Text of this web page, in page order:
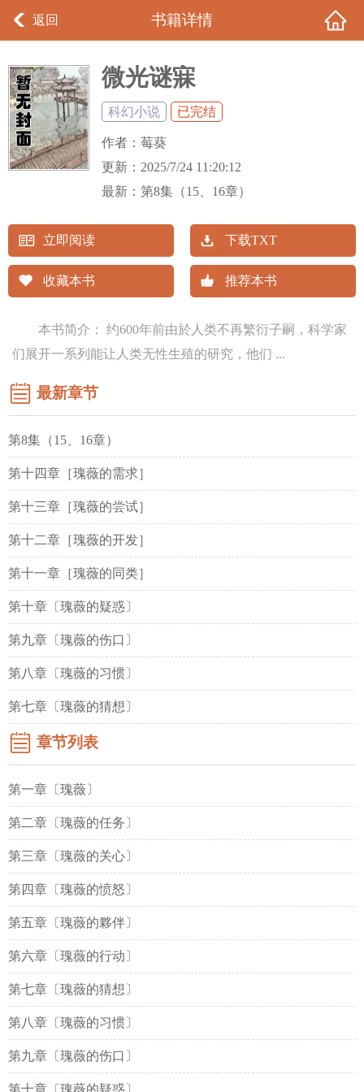
返回 书籍详情
微光谜寐
科幻小说 已完结
作者： 莓葵
更新： 2025/7/24 11:20:12
最新： 第8集（15、16章）
立即阅读 下载TXT
收藏本书 推荐本书
本书简介： 约600年前由於人类不再繁衍子嗣，科学家
们展开一系列能让人类无性生殖的研究，他们 ...
最新章节
第8集（15、16章）
第十四章［瑰薇的需求］
第十三章［瑰薇的尝试］
第十二章［瑰薇的开发］
第十一章［瑰薇的同类］
第十章〔瑰薇的疑惑〕
第九章〔瑰薇的伤口〕
第八章〔瑰薇的习惯〕
第七章〔瑰薇的猜想〕
章节列表
第一章〔瑰薇〕
第二章〔瑰薇的任务〕
第三章〔瑰薇的关心〕
第四章〔瑰薇的愤怒〕
第五章〔瑰薇的夥伴〕
第六章〔瑰薇的行动〕
第七章〔瑰薇的猜想〕
第八章〔瑰薇的习惯〕
第九章〔瑰薇的伤口〕
第十章〔瑰薇的疑惑〕